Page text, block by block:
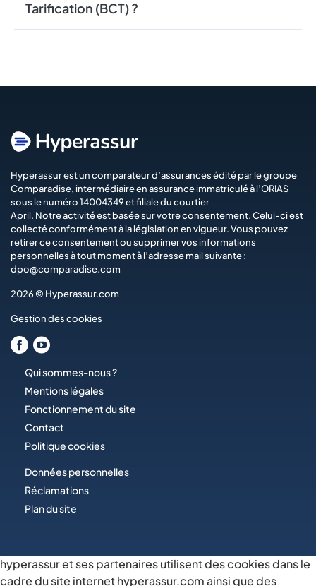
Tarification (BCT) ?
Hyperassur est un comparateur d’assurances édité par le groupe
Comparadise, intermédiaire en assurance immatriculé à l’ORIAS
sous le numéro 14004349 et filiale du courtier
April. Notre activité est basée sur votre consentement. Celui-ci est
collecté conformément à la législation en vigueur. Vous pouvez
retirer ce consentement ou supprimer vos informations
personnelles à tout moment à l’adresse mail suivante :
dpo@comparadise.com
2026 © Hyperassur.com
Gestion des cookies
Qui sommes-nous ?
Mentions légales
Fonctionnement du site
Contact
Politique cookies
Données personnelles
Réclamations
Plan du site
hyperassur et ses partenaires utilisent des cookies dans le
cadre du site internet hyperassur.com ainsi que des